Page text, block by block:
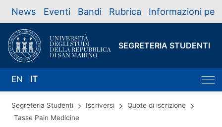
News Eventi Bandi Rubrica Informazioni per
SEGRETERIA STUDENTI
EN IT
Segreteria Studenti Iscriversi
Quote di iscrizione
Tasse Pain Medicine